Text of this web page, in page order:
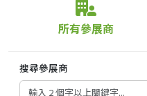
所有參展商
搜尋參展商